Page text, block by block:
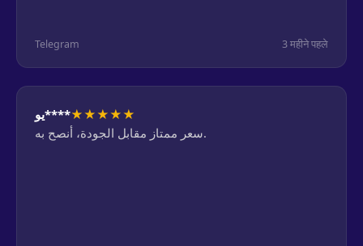
Telegram 3 महीने पहले
يو****★★★★★
سعر ممتاز مقابل الجودة، أنصح به.